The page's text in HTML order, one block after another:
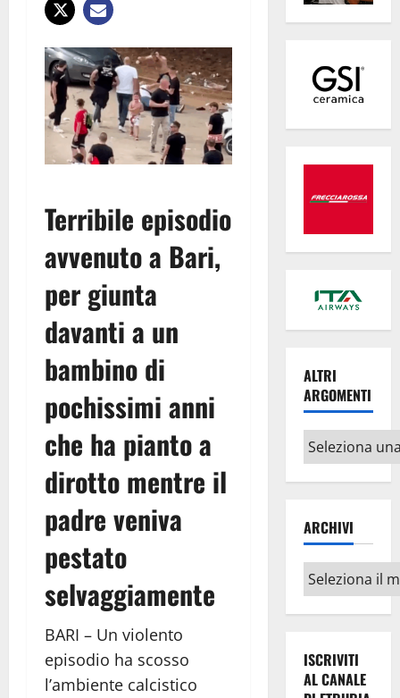
Terribile episodio
avvenuto a Bari,
per giunta
davanti a un
bambino di
pochissimi anni
che ha pianto a
dirotto mentre il
padre veniva
pestato
selvaggiamente
BARI – Un violento
episodio ha scosso
l’ambiente calcistico
ALTRI
ARGOMENTI
Altri
argomenti
ARCHIVI
Archivi
ISCRIVITI
AL CANALE